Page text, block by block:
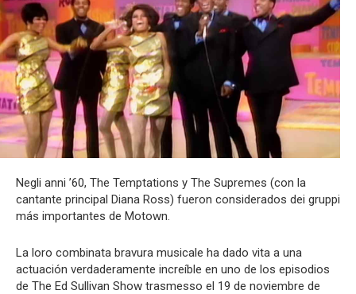
Negli anni ’60, The Temptations y The Supremes (con la
cantante principal Diana Ross) fueron considerados dei gruppi
más importantes de Motown.
La loro combinata bravura musicale ha dado vita a una
actuación verdaderamente increíble en uno de los episodios
de The Ed Sullivan Show trasmesso el 19 de noviembre de